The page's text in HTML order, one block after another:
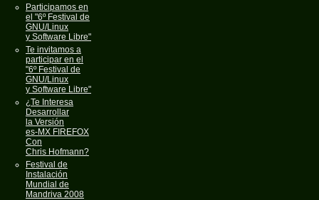
Participamos en
el "6º Festival de
GNU/Linux
y Software Libre"
Te invitamos a
participar en el
"6º Festival de
GNU/Linux
y Software Libre"
¿Te Interesa
Desarrollar
la Versión
es-MX FIREFOX
Con
Chris Hofmann?
Festival de
Instalación
Mundial de
Mandriva 2008